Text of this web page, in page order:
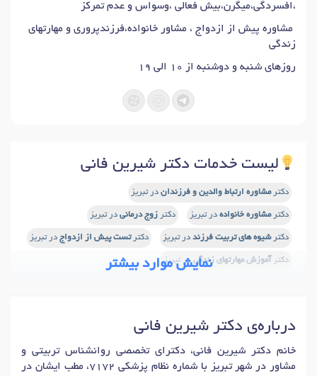
،افسردگی،میگرن،بیش فعالی ،وسواس و عدم تمرکز
مشاوره پیش از ازدواج ، مشاور خانواده،فرزندپروری و مهارتهای
زندگی
روزهای شنبه و دوشنبه از 10 الی 19
لیست خدمات دکتر شیرین فانی
دکترمشاوره ارتباط والدین و فرزندان در تبریز
دکترمشاوره خانواده در تبریز دکتر زوج درمانی در تبریز
دکترشیوه های تربیت فرزند در تبریز دکترتست پیش از ازدواج در تبریز
دکتر آموزش مهارتهای زندگیدر تبریز
نمایش موارد بیشتر
درباره‌ی دکتر شیرین فانی
خانم دکتر شیرین فانی، دکترای تخصصی روانشناس تربیتی و
مشاور در شهر تبریز با شماره نظام پزشکی 7172، مطب ایشان در